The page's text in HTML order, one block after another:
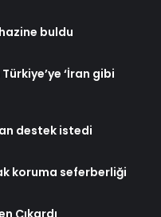
buldu
‘İran gibi
destek istedi
koruma seferberliği
Çıkardı